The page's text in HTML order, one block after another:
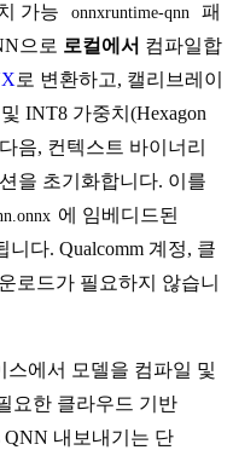
가능
onnxruntime-qnn
패
으로 로컬에서 컴파일합
로 변환하고, 캘리브레이
INT8 가중치(Hexagon
음, 컨텍스트 바이너리
을 초기화합니다. 이를
에 임베디드된
니다. Qualcomm 계정, 클
로드가 필요하지 않습니
스에서 모델을 컴파일 및
요한 클라우드 기반
QNN 내보내기는 단